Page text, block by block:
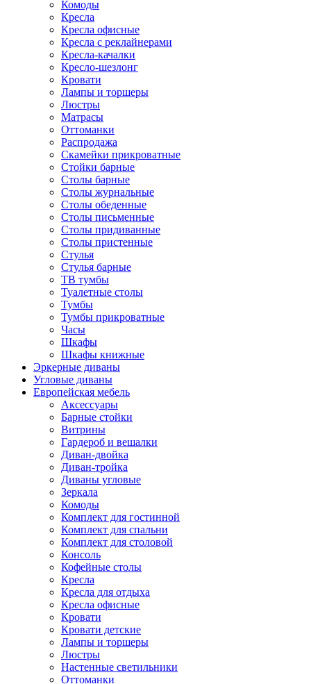
Комоды
Кресла
Кресла офисные
Кресла с реклайнерами
Кресла-качалки
Кресло-шезлонг
Кровати
Лампы и торшеры
Люстры
Матрасы
Оттоманки
Распродажа
Скамейки прикроватные
Стойки барные
Столы барные
Столы журнальные
Столы обеденные
Столы письменные
Столы придиванные
Столы пристенные
Стулья
Стулья барные
ТВ тумбы
Туалетные столы
Тумбы
Тумбы прикроватные
Часы
Шкафы
Шкафы книжные
Эркерные диваны
Угловые диваны
Европейская мебель
Аксессуары
Барные стойки
Витрины
Гардероб и вешалки
Диван-двойка
Диван-тройка
Диваны угловые
Зеркала
Комоды
Комплект для гостинной
Комплект для спальни
Комплект для столовой
Консоль
Кофейные столы
Кресла
Кресла для отдыха
Кресла офисные
Кровати
Кровати детские
Лампы и торшеры
Люстры
Настенные светильники
Оттоманки